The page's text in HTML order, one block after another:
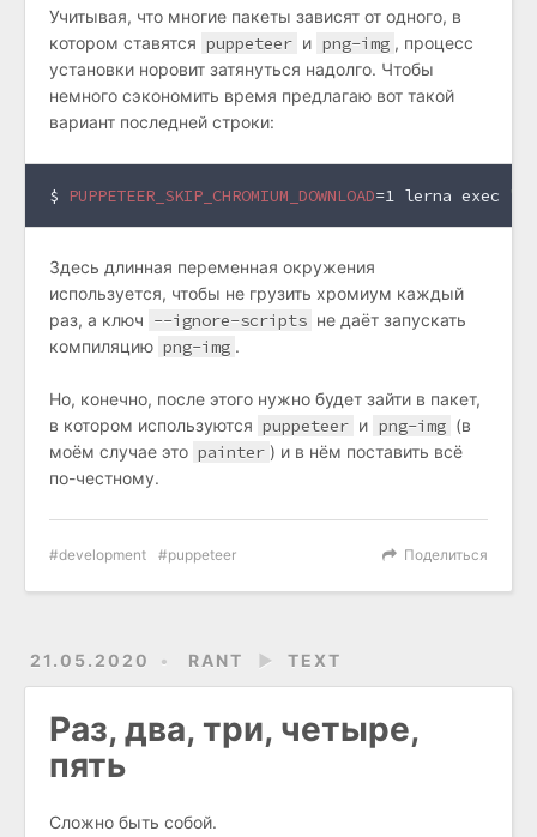
Учитывая, что многие пакеты зависят от одного, в
котором ставятся puppeteer и png-img , процесс
установки норовит затянуться надолго. Чтобы
немного сэкономить время предлагаю вот такой
вариант последней строки:
$ PUPPETEER_SKIP_CHROMIUM_DOWNLOAD=1 lerna exec
Здесь длинная переменная окружения
используется, чтобы не грузить хромиум каждый
раз, а ключ --ignore-scripts не даёт запускать
компиляцию png-img .
Но, конечно, после этого нужно будет зайти в пакет,
в котором используются puppeteer и png-img (в
моём случае это painter ) и в нём поставить всё
по-честному.
Поделиться
development puppeteer
21.05.2020 RANT ► TEXT
Раз, два, три, четыре,
пять
Сложно быть собой.